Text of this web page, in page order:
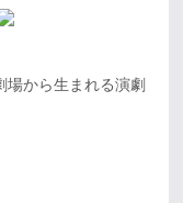
から生まれる演劇